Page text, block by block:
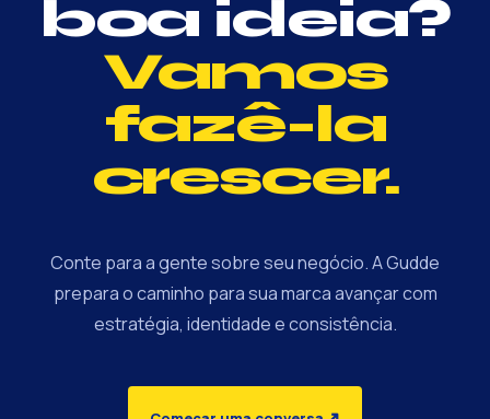
boa ideia?
Vamos
fazê-la
crescer.
Conte para a gente sobre seu negócio. A Gudde
prepara o caminho para sua marca avançar com
estratégia, identidade e consistência.